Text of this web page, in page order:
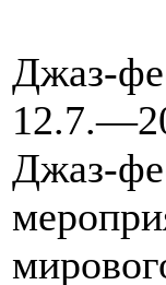
Джаз-
Джаз-